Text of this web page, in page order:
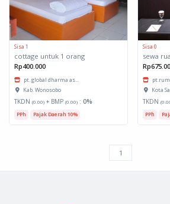
Sisa 1
cottage untuk 1 orang
Rp400.000
pt. global dharma as...
Kab. Wonosobo
TKDN (0.00) + BMP (0.00) : 0%
PPh Pajak Daerah 10%
Sisa 0
sewa
Kota
TKDN
PPh